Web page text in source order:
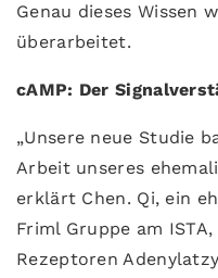
Genau dieses Wissen
überarbeitet.
cAMP: Der
„Unsere neue Studie
Arbeit unseres
erklärt Chen. Qi, ein
Friml Gruppe am
Rezeptoren